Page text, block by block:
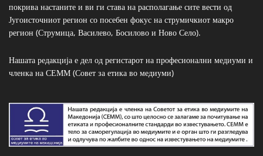
покрива настаните и ви ги става на располагање сите вести од
Југоисточниот регион со посебен фокус на струмичкиот макро
регион (Струмица, Василево, Босилово и Ново Село).
Нашата редакција е дел од регистарот на професионални медиуми и
членка на СЕММ (Совет за етика во медиуми)